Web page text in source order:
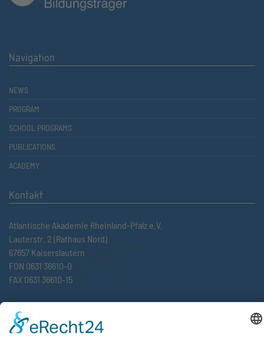
Navigation
NEWS
PROGRAM
SCHOOL PROGRAMS
PUBLICATIONS
ACADEMY
Kontakt
Atlantische Akademie Rheinland-Pfalz e.V.
Lauterstr. 2 (Rathaus Nord)
67657 Kaiserslautern
FON 0631 36610-0
FAX 0631 36610-15